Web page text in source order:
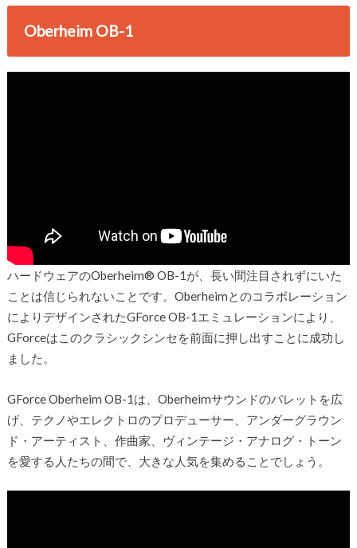
Oberheim OB-1
ハードウェアのOberheim® OB-1が、長い間注目されずにいた
ことは信じられないことです。Oberheimとのコラボレーション
によりデザインされたGForce OB-1エミュレーションにより、
GForceはこのクラシックシンセを前面に押し出すことに成功し
ました。
GForce Oberheim OB-1は、Oberheimサウンドのパレットを広
げ、テクノやエレクトロのプロデューサー、アンダーグラウン
ド・アーティスト、作曲家、ヴィンテージ・アナログ・トーン
を愛する人たちの間で、大きな人気を集めることでしょう。